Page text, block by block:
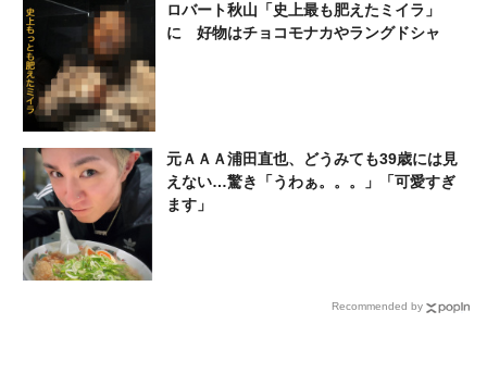
ロバート秋山「史上最も肥えたミイラ」
に 好物はチョコモナカやラングドシャ
元ＡＡＡ浦田直也、どうみても39歳には見
えない…驚き「うわぁ。。。」「可愛すぎ
ます」
Recommended by